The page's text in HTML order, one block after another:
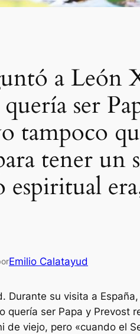
a León
ser
tampoco
tener un
espiritual
Emilio Calatayud
Durante su visita a
quería ser Papa y Prevost
de viejo, pero «cuando el